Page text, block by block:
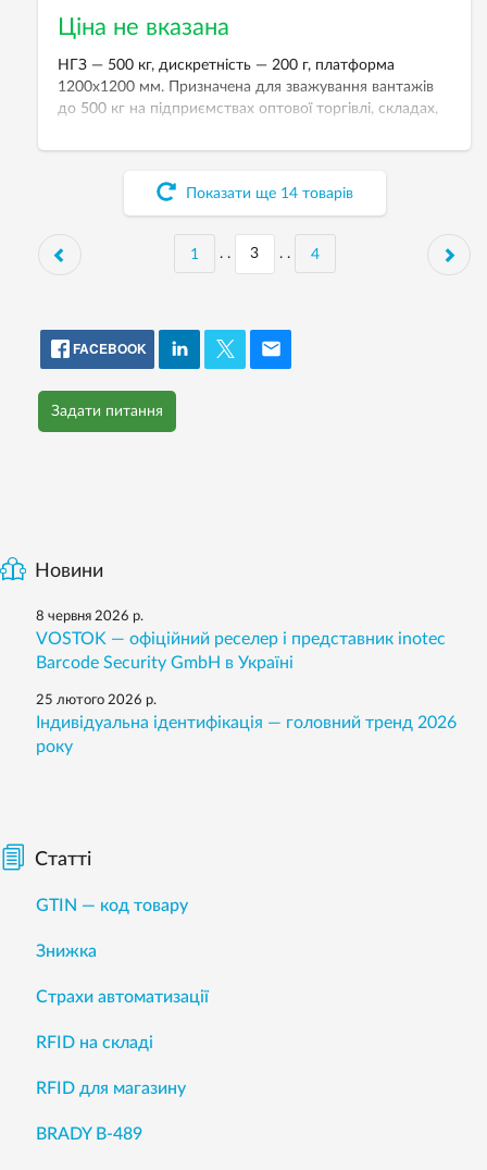
Ціна не вказана
НГЗ — 500 кг, дискретність — 200 г, платформа
1200х1200 мм. Призначена для зважування вантажів
до 500 кг на підприємствах оптової торгівлі, складах,
Показати ще 14 товарів
1 . . . . 4
FACEBOOK
Задати питання
Новини
8 червня 2026 р.
VOSTOK — офіційний реселер і представник inotec
Barcode Security GmbH в Україні
25 лютого 2026 р.
Індивідуальна ідентифікація — головний тренд 2026
року
Статті
GTIN — код товару
Знижка
Страхи автоматизації
RFID на складі
RFID для магазину
BRADY B-489